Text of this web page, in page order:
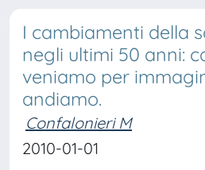
I cambiamenti della
negli ultimi 50 anni:
veniamo per
andiamo.
Confalonieri M
2010-01-01